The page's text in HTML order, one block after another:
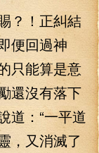
！正糾結
便回過神
只能算是意
還沒有落下
道：“一平道
，又消滅了